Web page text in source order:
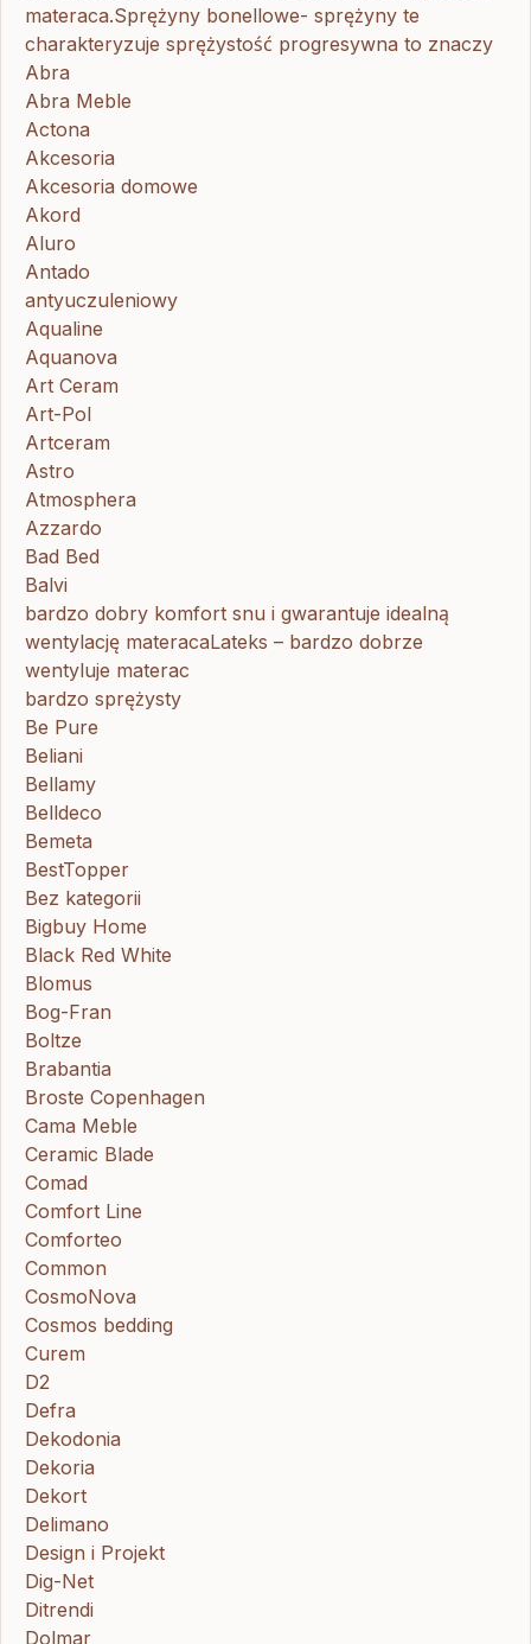
materaca.Sprężyny bonellowe- sprężyny te
charakteryzuje sprężystość progresywna to znaczy
Abra
Abra Meble
Actona
Akcesoria
Akcesoria domowe
Akord
Aluro
Antado
antyuczuleniowy
Aqualine
Aquanova
Art Ceram
Art-Pol
Artceram
Astro
Atmosphera
Azzardo
Bad Bed
Balvi
bardzo dobry komfort snu i gwarantuje idealną
wentylację materacaLateks – bardzo dobrze
wentyluje materac
bardzo sprężysty
Be Pure
Beliani
Bellamy
Belldeco
Bemeta
BestTopper
Bez kategorii
Bigbuy Home
Black Red White
Blomus
Bog-Fran
Boltze
Brabantia
Broste Copenhagen
Cama Meble
Ceramic Blade
Comad
Comfort Line
Comforteo
Common
CosmoNova
Cosmos bedding
Curem
D2
Defra
Dekodonia
Dekoria
Dekort
Delimano
Design i Projekt
Dig-Net
Ditrendi
Dolmar